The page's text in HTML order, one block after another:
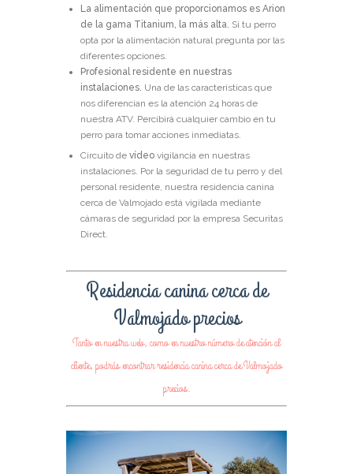
La alimentación que proporcionamos es Arion
de la gama Titanium, la más alta. Si tu perro
opta por la alimentación natural pregunta por las
diferentes opciones.
Profesional residente en nuestras
instalaciones. Una de las características que
nos diferencian es la atención 24 horas de
nuestra ATV. Percibirá cualquier cambio en tu
perro para tomar acciones inmediatas.
Circuito de vídeo vigilancia en nuestras
instalaciones. Por la seguridad de tu perro y del
personal residente, nuestra residencia canina
cerca de Valmojado está vigilada mediante
cámaras de seguridad por la empresa Securitas
Direct.
Residencia canina cerca de
Valmojado precios
Tanto en nuestra web, como en nuestro número de atención al
cliente, podrás encontrar residencia canina cerca de Valmojado
precios.